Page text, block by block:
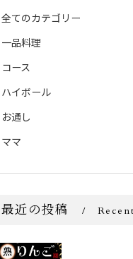
全てのカテゴリー
一品料理
コース
ハイボール
お通し
ママ
最近の投稿